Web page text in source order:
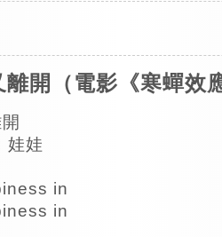
離開（電影《寒蟬效
娃娃
in
in